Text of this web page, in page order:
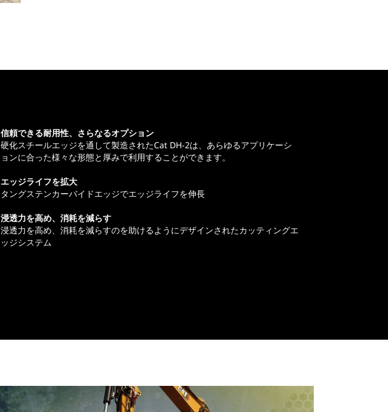
信頼できる耐用性、さらなるオプション
硬化スチールエッジを通して製造されたCat DH-2は、あらゆるアプリケーシ
ョンに合った様々な形態と厚みで利用することができます。
エッジライフを拡大
タングステンカーバイドエッジでエッジライフを伸長
浸透力を高め、消耗を減らす
浸透力を高め、消耗を減らすのを助けるようにデザインされたカッティングエ
ッジシステム